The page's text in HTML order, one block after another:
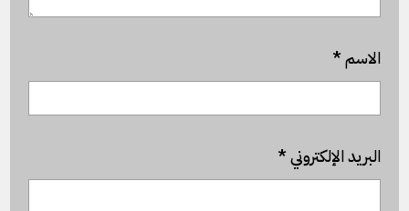
الاسم*
البريد الإلكتروني*